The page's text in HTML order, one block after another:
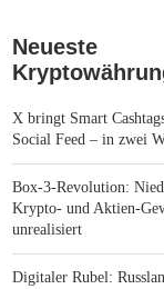
Neueste
X bringt Smart
Social Feed – in zwei
Box-3-Revolution:
Krypto- und Aktien-
unrealisiert
Digitaler Rubel: